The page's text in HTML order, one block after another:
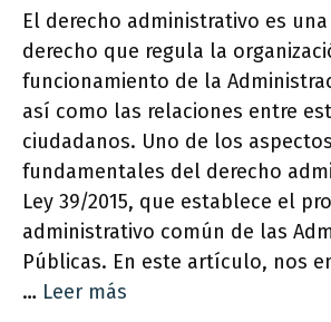
El derecho administrativo es
derecho que regula la
funcionamiento de la
así como las relaciones entre
ciudadanos. Uno de los aspectos
fundamentales del derecho
Ley 39/2015, que establece el
administrativo común de las
Públicas. En este artículo, nos
… Leer más